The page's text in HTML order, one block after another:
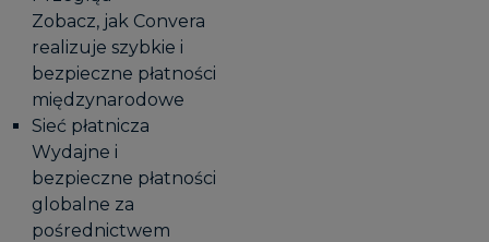
Zobacz, jak Convera
realizuje szybkie i
bezpieczne płatności
międzynarodowe
Sieć płatnicza
Wydajne i
bezpieczne płatności
globalne za
pośrednictwem